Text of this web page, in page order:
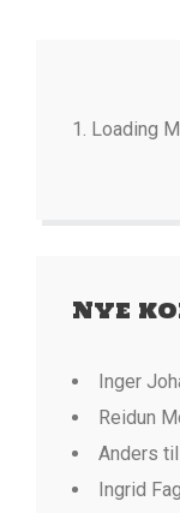
Loading
Nye
Inger
Reidun
Anders til
Ingrid